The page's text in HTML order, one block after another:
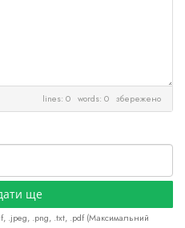
lines: 0 words: 0 збережено
ще
.jpeg, .png, .txt, .pdf (Максимальний